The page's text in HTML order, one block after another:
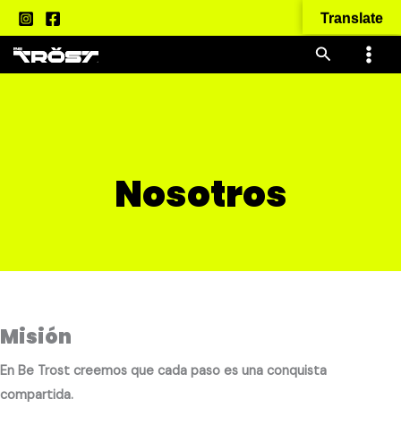
al
contenido
Buscar
Nosotros
Misión
En Be Trost creemos que cada paso es una conquista
compartida.
Translate